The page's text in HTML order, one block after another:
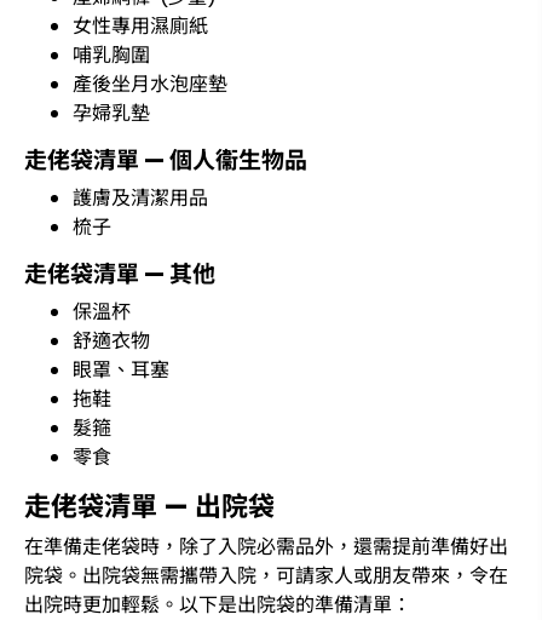
女性專用濕廁紙
哺乳胸圍
產後坐月水泡座墊
孕婦乳墊
走佬袋清單 — 個人衞生物品
護膚及清潔用品
梳子
走佬袋清單 — 其他
保溫杯
舒適衣物
眼罩、耳塞
拖鞋
髮箍
零食
走佬袋清單 — 出院袋
在準備走佬袋時，除了入院必需品外，還需提前準備好出
院袋。出院袋無需攜帶入院，可請家人或朋友帶來，令在
出院時更加輕鬆。以下是出院袋的準備清單：